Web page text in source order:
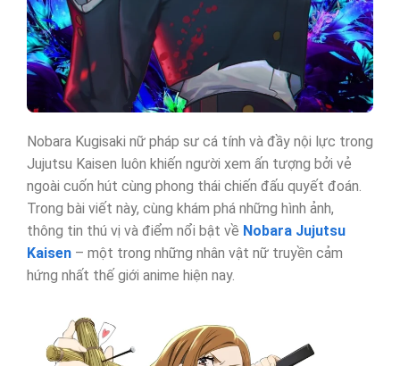
Nobara Kugisaki nữ pháp sư cá tính và đầy nội lực trong
Jujutsu Kaisen luôn khiến người xem ấn tượng bởi vẻ
ngoài cuốn hút cùng phong thái chiến đấu quyết đoán.
Trong bài viết này, cùng khám phá những hình ảnh,
thông tin thú vị và điểm nổi bật về Nobara Jujutsu
Kaisen– một trong những nhân vật nữ truyền cảm
hứng nhất thế giới anime hiện nay.